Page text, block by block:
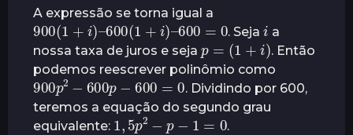
A expressão se torna igual a
900( 1+i)–600(1+i)–600 = 0
. Seja
i
a
nossa taxa de juros e seja
=(1+i)
. Então
podemos reescrever polinômio como
900p 2−600p−600=
0
. Dividindo por 600,
teremos a equação do segundo grau
equivalente:
1,5p2 −p −1=0
.